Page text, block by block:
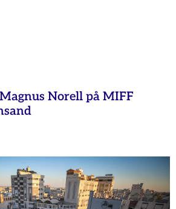
Norell på MIFF